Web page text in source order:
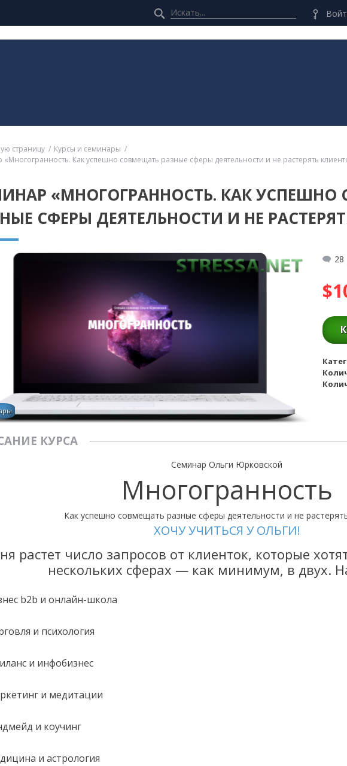
страницу
Курсы и семинары
Как успешно совмещать разные сферы деятельности и не растерять
«МНОГОГРАННОСТЬ. КАК УСПЕШНО
СФЕРЫ ДЕЯТЕЛЬНОСТИ И НЕ
28
КУРСА
Семинар Ольги Юрковской
Многогранность
Как успешно совмещать разные сферы деятельности и не
ХОЧУ УЧИТЬСЯ У ОЛЬГИ!
растет число запросов от клиенток, которые
нескольких сферах — как минимум, в двух.
b2b и онлайн-школа
и психология
и инфобизнес
и медитации
и коучинг
и астрология